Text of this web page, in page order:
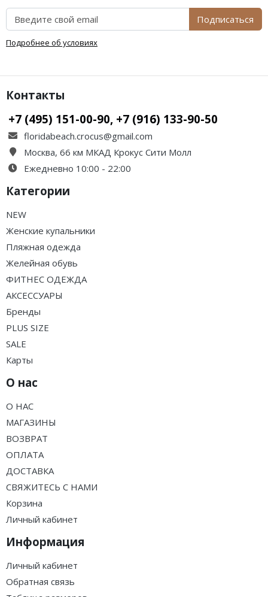
Подписаться
Подробнее об условиях
Контакты
+7 (495) 151-00-90, +7 (916) 133-90-50
floridabeach.crocus@gmail.com
Москва, 66 км МКАД Крокус Сити Молл
Ежедневно 10:00 - 22:00
Категории
NEW
Женские купальники
Пляжная одежда
Желейная обувь
ФИТНЕС ОДЕЖДА
АКСЕССУАРЫ
Бренды
PLUS SIZE
SALE
Карты
О нас
О НАС
МАГАЗИНЫ
ВОЗВРАТ
ОПЛАТА
ДОСТАВКА
СВЯЖИТЕСЬ С НАМИ
Корзина
Личный кабинет
Информация
Личный кабинет
Обратная связь